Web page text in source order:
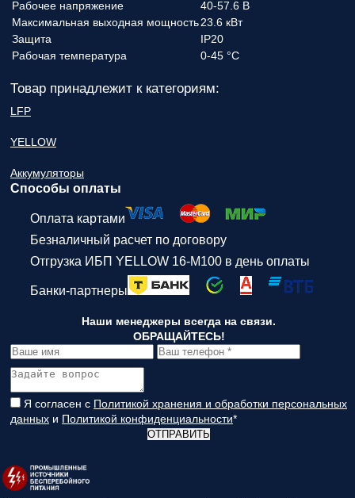
Рабочее напряжение
40-57.6 В
Максимальная выходная мощность23.6 кВт
Защита
IP20
Рабочая температура
0-45 °C
Товар принадлежит к категориям:
LFP
YELLOW
Аккумуляторы
Способы оплаты
Оплата картами
Безналичный расчет по договору
Отгрузка ИБП YELLOW 16-M100 в день оплаты
Банки-партнеры
Наши менеджеры всегда на связи.
ОБРАЩАЙТЕСЬ!
Я согласен с Политикой хранения и обработки персональных
данных и Политикой конфиденциальности*
ОТПРАВИТЬ